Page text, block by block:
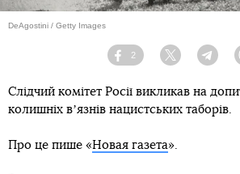
DeAgostini / Getty Images
Facebook
2
Twitter
Слідчий комітет Росії викликав на
колишніх вʼязнів нацистських таборів.
Про це пише «Новая газета».